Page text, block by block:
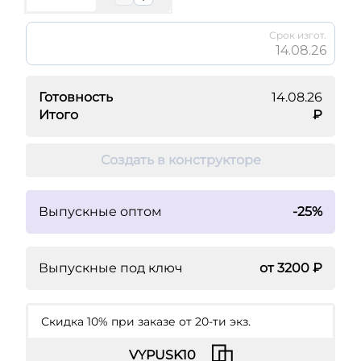
Срок изгот.
14.08.26
Готовность
14.08.26
Итого
₽
Создать в конструкторе
Выпускные оптом -25%
Выпускные под ключ от 3200 ₽
Скидка 10% при заказе от 20‑ти экз.